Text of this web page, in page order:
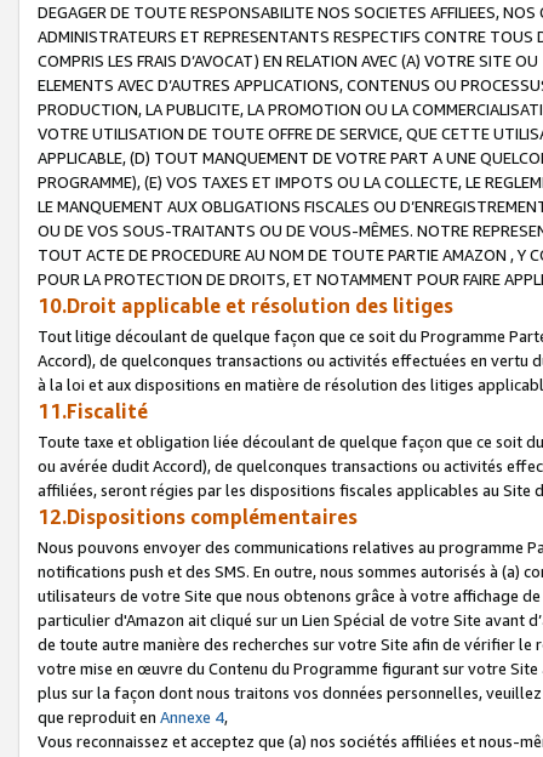
DEGAGER DE TOUTE RESPONSABILITE NOS SOCIETES AFFILIEES,
ADMINISTRATEURS ET REPRESENTANTS RESPECTIFS CONTRE
COMPRIS LES FRAIS D’AVOCAT) EN RELATION AVEC (A) VOTRE SITE
ELEMENTS AVEC D’AUTRES APPLICATIONS, CONTENUS OU
PRODUCTION, LA PUBLICITE, LA PROMOTION OU LA
VOTRE UTILISATION DE TOUTE OFFRE DE SERVICE, QUE CETTE
APPLICABLE, (D) TOUT MANQUEMENT DE VOTRE PART A UNE
PROGRAMME), (E) VOS TAXES ET IMPOTS OU LA COLLECTE, LE
LE MANQUEMENT AUX OBLIGATIONS FISCALES OU
OU DE VOS SOUS-TRAITANTS OU DE VOUS-MÊMES. NOTRE
TOUT ACTE DE PROCEDURE AU NOM DE TOUTE PARTIE AMAZON , Y
POUR LA PROTECTION DE DROITS, ET NOTAMMENT POUR FAIRE
10.Droit applicable et résolution des litiges
Tout litige découlant de quelque façon que ce soit du Programme
Accord), de quelconques transactions ou activités effectuées en vertu
à la loi et aux dispositions en matière de résolution des litiges
11.Fiscalité
Toute taxe et obligation liée découlant de quelque façon que ce soit
ou avérée dudit Accord), de quelconques transactions ou activités
affiliées, seront régies par les dispositions fiscales applicables au Site
12.Dispositions complémentaires
Nous pouvons envoyer des communications relatives au programme
notifications push et des SMS. En outre, nous sommes autorisés à
utilisateurs de votre Site que nous obtenons grâce à votre affichage
particulier d'Amazon ait cliqué sur un Lien Spécial de votre Site avant
de toute autre manière des recherches sur votre Site afin de vérifier
votre mise en œuvre du Contenu du Programme figurant sur votre
plus sur la façon dont nous traitons vos données personnelles,
que reproduit en Annexe 4,
Vous reconnaissez et acceptez que (a) nos sociétés affiliées et nous-